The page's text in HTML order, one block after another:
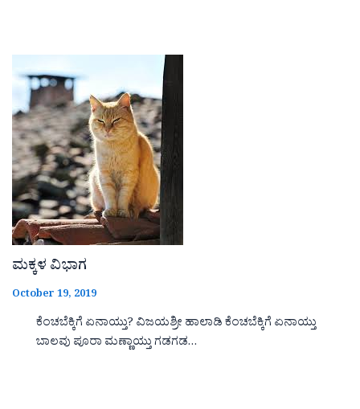
ಮಕ್ಕಳ ವಿಭಾಗ
October 19, 2019
ಕೆಂಚಬೆಕ್ಕಿಗೆ ಏನಾಯ್ತು? ವಿಜಯಶ್ರೀ ಹಾಲಾಡಿ ಕೆಂಚಬೆಕ್ಕಿಗೆ ಏನಾಯ್ತು
ಬಾಲವು ಪೂರಾ ಮಣ್ಣಾಯ್ತು ಗಡಗಡ…